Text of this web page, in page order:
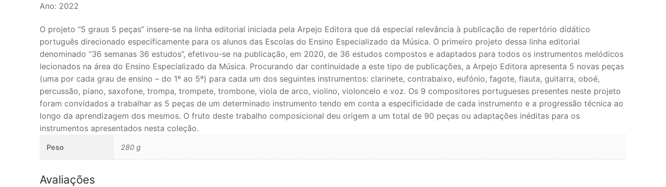
Eufónio
Tuba
Música de Câmara
Cordas
Violino
Ano: 2022
O projeto “5 graus 5 peças” insere-se na linha editorial iniciada pela Arpejo Editora que dá especial relevância à publicação de repertório didático
português direcionado especificamente para os alunos das Escolas do Ensino Especializado da Música. O primeiro projeto dessa linha editorial
denominado “36 semanas 36 estudos”, efetivou-se na publicação, em 2020, de 36 estudos compostos e adaptados para todos os instrumentos melódicos
lecionados na área do Ensino Especializado da Música. Procurando dar continuidade a este tipo de publicações, a Arpejo Editora apresenta 5 novas peças
(uma por cada grau de ensino – do 1º ao 5º) para cada um dos seguintes instrumentos: clarinete, contrabaixo, eufónio, fagote, flauta, guitarra, oboé,
percussão, piano, saxofone, trompa, trompete, trombone, viola de arco, violino, violoncelo e voz. Os 9 compositores portugueses presentes neste projeto
foram convidados a trabalhar as 5 peças de um determinado instrumento tendo em conta a especificidade de cada instrumento e a progressão técnica ao
longo da aprendizagem dos mesmos. O fruto deste trabalho composicional deu origem a um total de 90 peças ou adaptações inéditas para os
instrumentos apresentados nesta coleção.
Peso 280 g
Avaliações